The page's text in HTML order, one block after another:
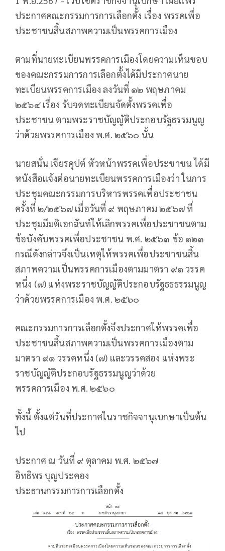
ประกาศคณะกรรมการการเลือกตั้ง เรื่อง พรรคเพื่อ
ประชาชนสิ้นสภาพความเป็นพรรคการเมือง
ตามที่นายทะเบียนพรรคการเมืองโดยความเห็นชอบ
ของคณะกรรมการการเลือกตั้งได้มีประกาศนาย
ทะเบียนพรรคการเมือง ลงวันที่ ๑๒ พฤษภาคม
๒๕๖๔ เรื่อง รับจดทะเบียนจัดตั้งพรรคเพื่อ
ประชาชน ตามพระราชบัญญัติประกอบรัฐธรรมนูญ
ว่าด้วยพรรคการเมือง พ.ศ. ๒๕๖๐ นั้น
นายสนั่น เจียรคุปต์ หัวหน้าพรรคเพื่อประชาชน ได้มี
หนังสือแจ้งต่อนายทะเบียนพรรคการเมืองว่า ในการ
ประชุมคณะกรรมการบริหารพรรคเพื่อประชาชน
ครั้งที่ ๒/๒๕๖๗ เมื่อวันที่ ๙ พฤษภาคม ๒๕๖๗ ที่
ประชุมมีมติเอกฉันท์ให้เลิกพรรคเพื่อประชาชนตาม
ข้อบังคับพรรคเพื่อประชาชน พ.ศ. ๒๕๖๓ ข้อ ๑๒๓
กรณีดังกล่าวจึงเป็นเหตุให้พรรคเพื่อประชาชนสิ้น
สภาพความเป็นพรรคการเมืองตามมาตรา ๙๑ วรรค
หนึ่ง (๗) แห่งพระราชบัญญัติประกอบรัฐธธธรรมนูญ
ว่าด้วยพรรคการเมือง พ.ศ. ๒๕๖๐
คณะกรรมการการเลือกตั้งจึงประกาศให้พรรคเพื่อ
ประชาชนสิ้นสภาพความเป็นพรรคการเมืองตาม
มาตรา ๙๑ วรรคหนึ่ง (๗) และวรรคสอง แห่งพระ
ราชบัญญัติประกอบรัฐธรรมนูญว่าด้วย
พรรคการเมือง พ.ศ. ๒๕๖๐
ทั้งนี้ ตั้งแต่วันที่ประกาศในราชกิจจานุเบกษาเป็นต้น
ไป
ประกาศ ณ วันที่ ๙ ตุลาคม พ.ศ. ๒๕๖๗
อิทธิพร บุญประคอง
ประธานกรรมการการเลือกตั้ง